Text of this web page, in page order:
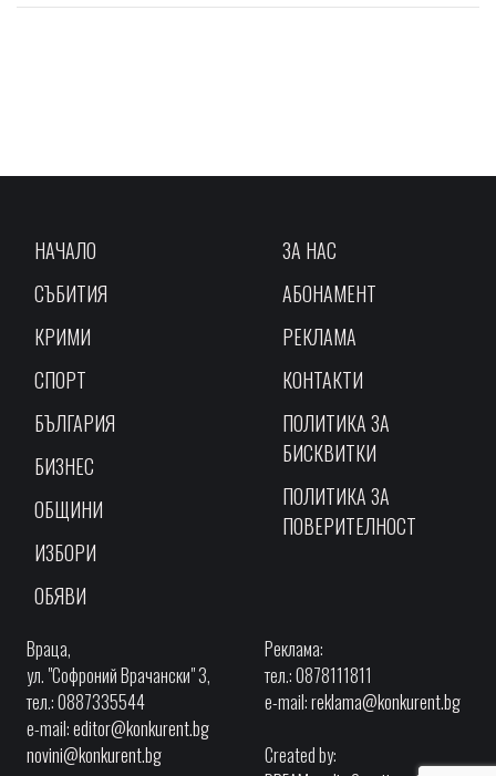
НАЧАЛО
СЪБИТИЯ
КРИМИ
СПОРТ
БЪЛГАРИЯ
БИЗНЕС
ОБЩИНИ
ИЗБОРИ
ОБЯВИ
ЗА НАС
АБОНАМЕНТ
РЕКЛАМА
КОНТАКТИ
ПОЛИТИКА ЗА
БИСКВИТКИ
ПОЛИТИКА ЗА
ПОВЕРИТЕЛНОСТ
Враца,
ул. "Софроний Врачански" 3,
тел.: 0887335544
e-mail:editor@konkurent.bg
novini@konkurent.bg
Реклама:
тел.: 0878111811
e-mail:reklama@konkurent.bg
Created by: